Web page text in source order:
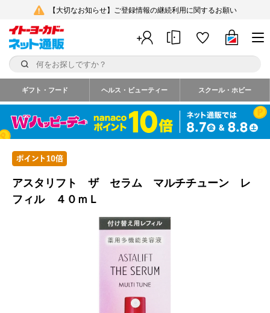
【大切なお知らせ】ご登録情報の継続利用に関するお願い
ギフト・フード ヘルス・ビューティー スクール・ホビー
アスタリフト ザ セラム マルチチューン レ
フィル ４０ｍＬ